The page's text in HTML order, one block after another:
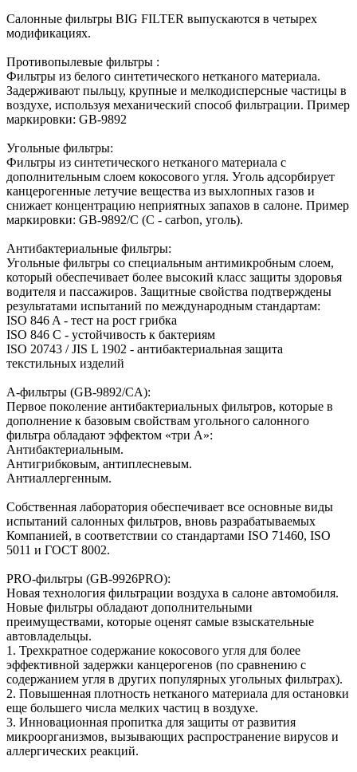
Салонные фильтры BIG FILTER выпускаются в четырех
модификациях.
Противопылевые фильтры :
Фильтры из белого синтетического нетканого материала.
Задерживают пыльцу, крупные и мелкодисперсные частицы в
воздухе, используя механический способ фильтрации. Пример
маркировки: GB-9892
Угольные фильтры:
Фильтры из синтетического нетканого материала с
дополнительным слоем кокосового угля. Уголь адсорбирует
канцерогенные летучие вещества из выхлопных газов и
снижает концентрацию неприятных запахов в салоне. Пример
маркировки: GB-9892/C (С - сarbon, уголь).
Антибактериальные фильтры:
Угольные фильтры со специальным антимикробным слоем,
который обеспечивает более высокий класс защиты здоровья
водителя и пассажиров. Защитные свойства подтверждены
результатами испытаний по международным стандартам:
ISO 846 A - тест на рост грибка
ISO 846 C - устойчивость к бактериям
ISO 20743 / JIS L 1902 - антибактериальная защита
текстильных изделий
А-фильтры (GB-9892/CA):
Первое поколение антибактериальных фильтров, которые в
дополнение к базовым свойствам угольного салонного
фильтра обладают эффектом «три А»:
Антибактериальным.
Антигрибковым, антиплесневым.
Антиаллергенным.
Собственная лаборатория обеспечивает все основные виды
испытаний салонных фильтров, вновь разрабатываемых
Компанией, в соответствии со стандартами ISO 71460, ISO
5011 и ГОСТ 8002.
PRO-фильтры (GB-9926PRO):
Новая технология фильтрации воздуха в салоне автомобиля.
Новые фильтры обладают дополнительными
преимуществами, которые оценят самые взыскательные
автовладельцы.
1. Трехкратное содержание кокосового угля для более
эффективной задержки канцерогенов (по сравнению с
содержанием угля в других популярных угольных фильтрах).
2. Повышенная плотность нетканого материала для остановки
еще большего числа мелких частиц в воздухе.
3. Инновационная пропитка для защиты от развития
микроорганизмов, вызывающих распространение вирусов и
аллергических реакций.